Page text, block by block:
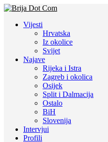
Vijesti
Hrvatska
Iz okolice
Svijet
Najave
Rijeka i Istra
Zagreb i okolica
Osijek
Split i Dalmacija
Ostalo
BiH
Slovenija
Intervjui
Profili